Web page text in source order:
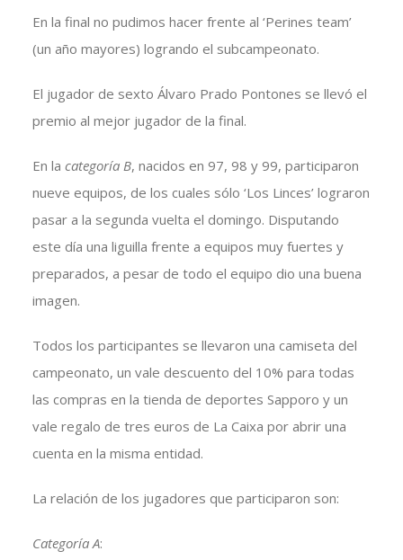
En la final no pudimos hacer frente al ‘Perines team’
(un año mayores) logrando el subcampeonato.
El jugador de sexto Álvaro Prado Pontones se llevó el
premio al mejor jugador de la final.
En la categoría B, nacidos en 97, 98 y 99, participaron
nueve equipos, de los cuales sólo ‘Los Linces’ lograron
pasar a la segunda vuelta el domingo. Disputando
este día una liguilla frente a equipos muy fuertes y
preparados, a pesar de todo el equipo dio una buena
imagen.
Todos los participantes se llevaron una camiseta del
campeonato, un vale descuento del 10% para todas
las compras en la tienda de deportes Sapporo y un
vale regalo de tres euros de La Caixa por abrir una
cuenta en la misma entidad.
La relación de los jugadores que participaron son:
Categoría A: